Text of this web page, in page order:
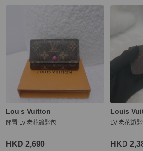
Louis Vuitton女士錢包 / 小皮件
Louis Vuitton
閒置 Lv 老花鑰匙包
HKD 2,690
Louis
LV 老花鎖
HKD